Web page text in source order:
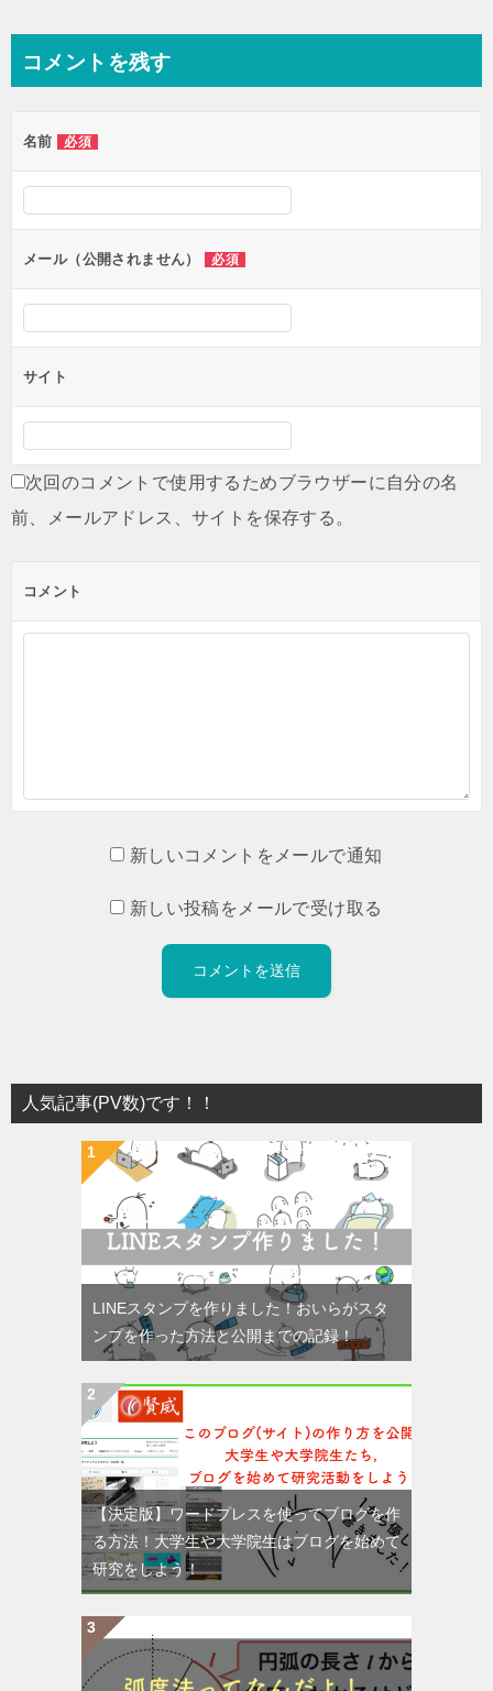
シ
ョ
コメントを残す
名前 必須
メール（公開されません） 必須
サイト
次回のコメントで使用するためブラウザーに自分の名
前、メールアドレス、サイトを保存する。
コメント
新しいコメントをメールで通知
新しい投稿をメールで受け取る
人気記事(PV数)です！！
LINEスタンプを作りました！おいらがスタ
ンプを作った方法と公開までの記録！
【決定版】ワードプレスを使ってブログを作
る方法！大学生や大学院生はブログを始めて
研究をしよう！